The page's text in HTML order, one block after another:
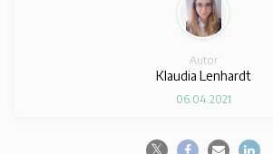
Autor
Klaudia Lenhardt
06.04.2021